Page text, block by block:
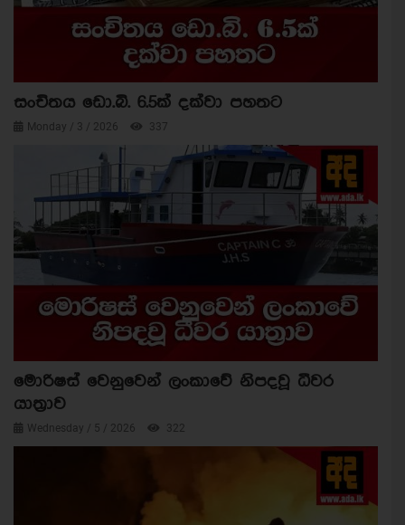
සංචිතය ඩො.බි. 6.5ක් දක්වා පහතට
Monday / 3 / 2026 337
මොරිෂස් වෙනුවෙන් ලංකාවේ නිපදවූ ධීවර
යාත්‍රාව
Wednesday / 5 / 2026 322